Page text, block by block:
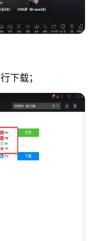
下载；